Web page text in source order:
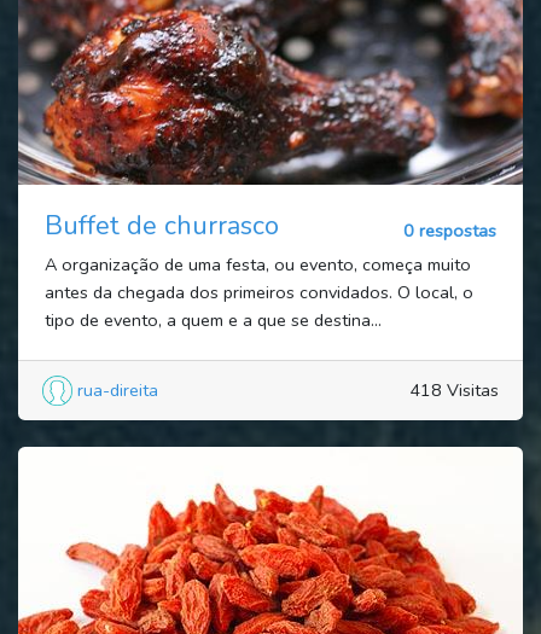
Buffet de churrasco
0 respostas
A organização de uma festa, ou evento, começa muito
antes da chegada dos primeiros convidados. O local, o
tipo de evento, a quem e a que se destina...
rua-direita 418 Visitas